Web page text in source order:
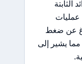
الثابتة
عمليات
عن ضغط
مما يشير إلى